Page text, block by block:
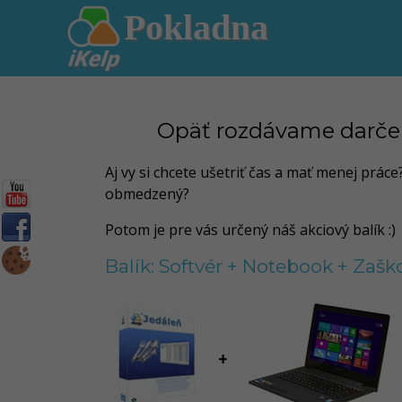
Pokladna
Opäť rozdávame
Aj vy si chcete ušetriť čas a mať menej
obmedzený?
Potom je pre vás určený náš akciový balík :)
Balík: Softvér + Notebook +
+